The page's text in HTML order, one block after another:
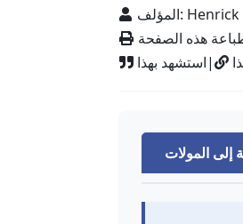
المؤلف: Henrick
هذه الصفحة
استشهد بهذا|
إلى المولات